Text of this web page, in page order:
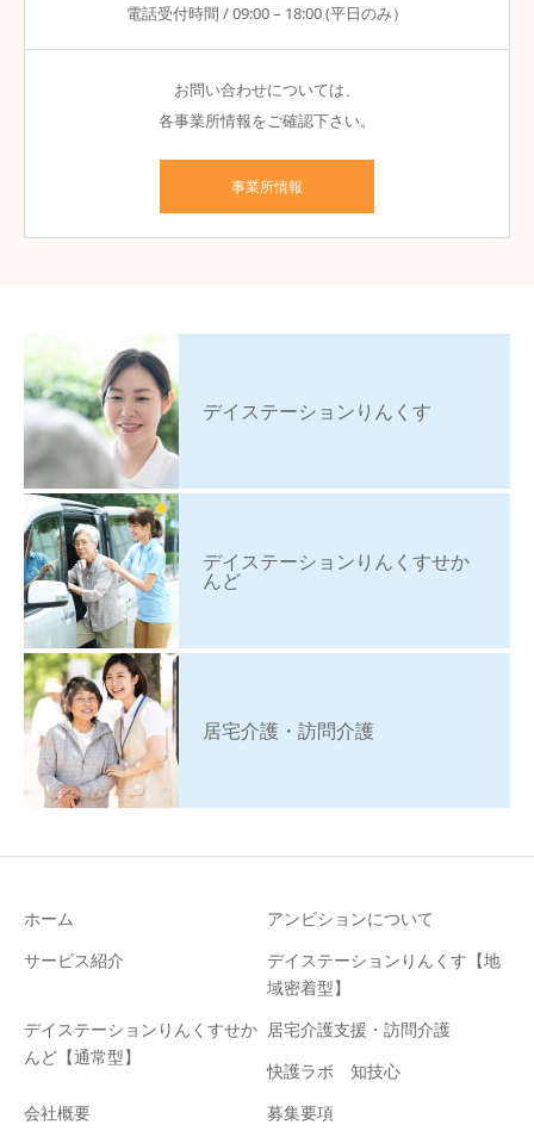
電話受付時間 / 09:00 – 18:00 (平日のみ）
お問い合わせについては、
各事業所情報をご確認下さい。
事業所情報
デイステーションりんくす
デイステーションりんくすせか
んど
居宅介護・訪問介護
ホーム
アンビションについて
サービス紹介
デイステーションりんくす【地
域密着型】
デイステーションりんくすせか
んど【通常型】
居宅介護支援・訪問介護
快護ラボ 知技心
会社概要
募集要項